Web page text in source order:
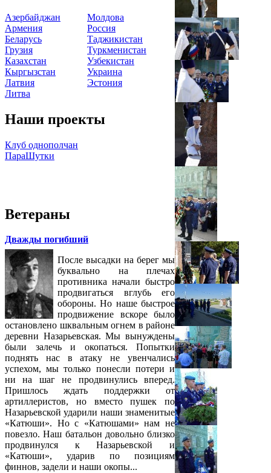
Азербайджан
Армения
Беларусь
Грузия
Казахстан
Кыргызстан
Латвия
Литва
Молдова
Россия
Таджикистан
Туркменистан
Узбекистан
Украина
Эстония
Наши проекты
Клуб однополчан
ПараШутки
Ветераны
Дважды погибший
После высадки на берег мы
буквально на плечах
противника начали быстро
продвигаться вглубь его
обороны. Но наше быстрое
продвижение вскоре было
остановлено шквальным огнем в районе
деревни Назарьевская. Мы вынуждены
были залечь и окопаться. Попытки
поднять нас в атаку не увенчались
успехом, мы только понесли потери и
ни на шаг не продвинулись вперед.
Пришлось ждать поддержки от
артиллеристов, но вместо пушек по
Назарьевской ударили наши знаменитые
«Катюши». Но с «Катюшами» нам не
повезло. Наш батальон довольно близко
продвинулся к Назарьевской и
«Катюши», ударив по позициям
финнов, задели и наши окопы...